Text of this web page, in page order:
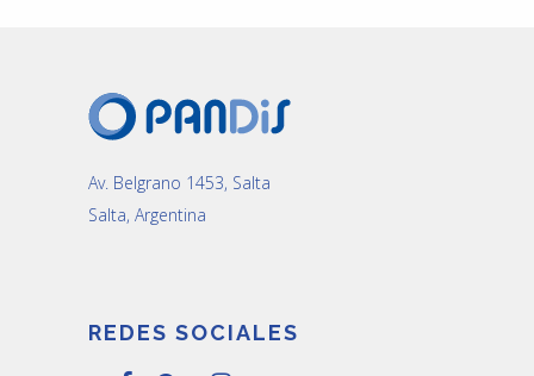
Av. Belgrano 1453, Salta
Salta, Argentina
REDES SOCIALES